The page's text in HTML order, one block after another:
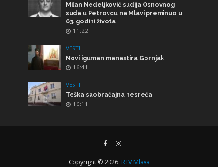
Milan Nedeljković sudija Osnovnog
suda u Petrovcu na Mlavi preminuo u
63. godini života
11:22
VESTI
Novi iguman manastira Gornjak
16:41
VESTI
Teška saobraćajna nesreća
16:11
Copyright © 2026. RTV Mlava